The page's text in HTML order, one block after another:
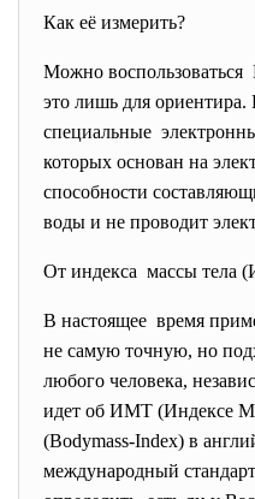
Как её измерить?
Можно
это лишь для
специальные
которых основан на
способности
воды и не проводит
От индекса массы тела
В настоящее время
не самую точную, но
любого человека,
идет об ИМТ (Индексе
(Bodymass-Index) в
международный